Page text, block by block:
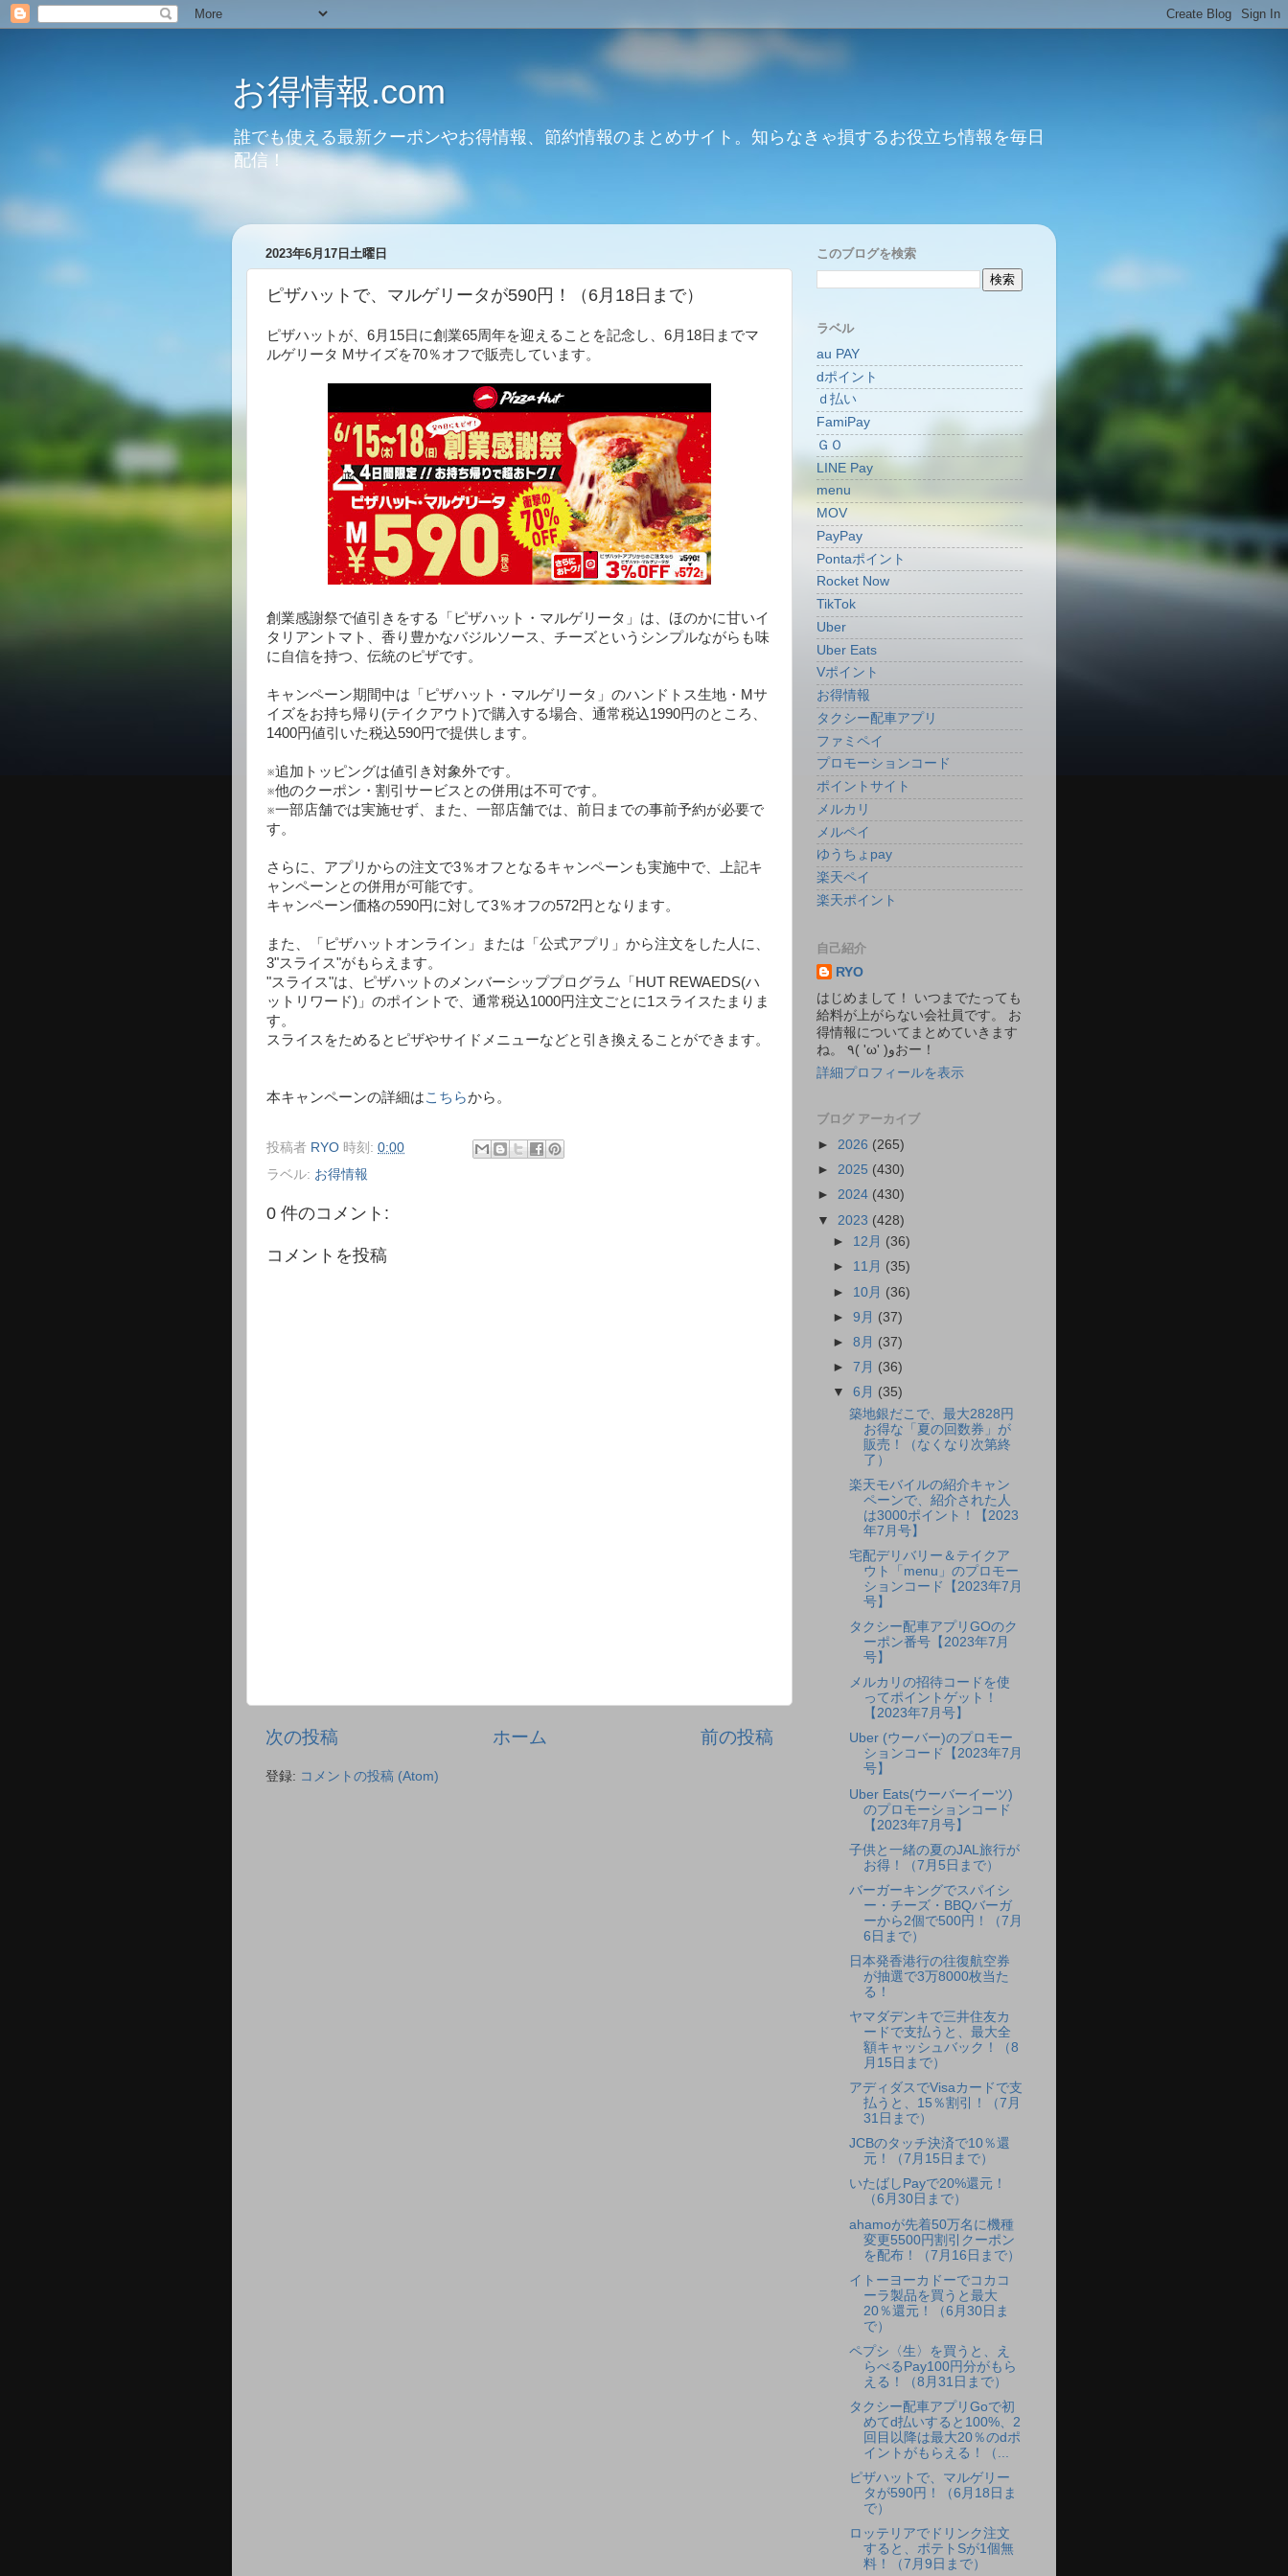
お得情報.com
誰でも使える最新クーポンやお得情報、節約情報のまとめサイト。知らなきゃ損するお役立ち情報を毎日
配信！
2023年6月17日土曜日
ピザハットで、マルゲリータが590円！（6月18日まで）
ピザハットが、6月15日に創業65周年を迎えることを記念し、6月18日までマ
ルゲリータ Mサイズを70％オフで販売しています。
創業感謝祭で値引きをする「ピザハット・マルゲリータ」は、ほのかに甘いイ
タリアントマト、香り豊かなバジルソース、チーズというシンプルながらも味
に自信を持つ、伝統のピザです。
キャンペーン期間中は「ピザハット・マルゲリータ」のハンドトス生地・Mサ
イズをお持ち帰り(テイクアウト)で購入する場合、通常税込1990円のところ、
1400円値引いた税込590円で提供します。
※追加トッピングは値引き対象外です。
※他のクーポン・割引サービスとの併用は不可です。
※一部店舗では実施せず、また、一部店舗では、前日までの事前予約が必要で
す。
さらに、アプリからの注文で3％オフとなるキャンペーンも実施中で、上記キ
ャンペーンとの併用が可能です。
キャンペーン価格の590円に対して3％オフの572円となります。
また、「ピザハットオンライン」または「公式アプリ」から注文をした人に、
3"スライス"がもらえます。
"スライス"は、ピザハットのメンバーシッププログラム「HUT REWAEDS(ハ
ットリワード)」のポイントで、通常税込1000円注文ごとに1スライスたまりま
す。
スライスをためるとピザやサイドメニューなどと引き換えることができます。
本キャンペーンの詳細はこちらから。
投稿者 RYO 時刻: 0:00
ラベル: お得情報
0 件のコメント:
コメントを投稿
次の投稿 前の投稿
ホーム
登録: コメントの投稿 (Atom)
このブログを検索
ラベル
au PAY
dポイント
ｄ払い
FamiPay
ＧＯ
LINE Pay
menu
MOV
PayPay
Pontaポイント
Rocket Now
TikTok
Uber
Uber Eats
Vポイント
お得情報
タクシー配車アプリ
ファミペイ
プロモーションコード
ポイントサイト
メルカリ
メルペイ
ゆうちょpay
楽天ペイ
楽天ポイント
自己紹介
RYO
はじめまして！ いつまでたっても
給料が上がらない会社員です。 お
得情報についてまとめていきます
ね。 ٩( 'ω' )وおー！
詳細プロフィールを表示
ブログ アーカイブ
► 2026 (265)
► 2025 (430)
► 2024 (430)
▼ 2023 (428)
► 12月 (36)
► 11月 (35)
► 10月 (36)
►9月 (37)
►8月 (37)
►7月 (36)
▼6月 (35)
築地銀だこで、最大2828円
お得な「夏の回数券」が
販売！（なくなり次第終
了）
楽天モバイルの紹介キャン
ペーンで、紹介された人
は3000ポイント！【2023
年7月号】
宅配デリバリー＆テイクア
ウト「menu」のプロモー
ションコード【2023年7月
号】
タクシー配車アプリGOのク
ーポン番号【2023年7月
号】
メルカリの招待コードを使
ってポイントゲット！
【2023年7月号】
Uber (ウーバー)のプロモー
ションコード【2023年7月
号】
Uber Eats(ウーバーイーツ)
のプロモーションコード
【2023年7月号】
子供と一緒の夏のJAL旅行が
お得！（7月5日まで）
バーガーキングでスパイシ
ー・チーズ・BBQバーガ
ーから2個で500円！（7月
6日まで）
日本発香港行の往復航空券
が抽選で3万8000枚当た
る！
ヤマダデンキで三井住友カ
ードで支払うと、最大全
額キャッシュバック！（8
月15日まで）
アディダスでVisaカードで支
払うと、15％割引！（7月
31日まで）
JCBのタッチ決済で10％還
元！（7月15日まで）
いたばしPayで20%還元！
（6月30日まで）
ahamoが先着50万名に機種
変更5500円割引クーポン
を配布！（7月16日まで）
イトーヨーカドーでコカコ
ーラ製品を買うと最大
20％還元！（6月30日ま
で）
ペプシ〈生〉を買うと、え
らべるPay100円分がもら
える！（8月31日まで）
タクシー配車アプリGoで初
めてd払いすると100%、2
回目以降は最大20％のdポ
イントがもらえる！（...
ピザハットで、マルゲリー
タが590円！（6月18日ま
で）
ロッテリアでドリンク注文
すると、ポテトSが1個無
料！（7月9日まで）